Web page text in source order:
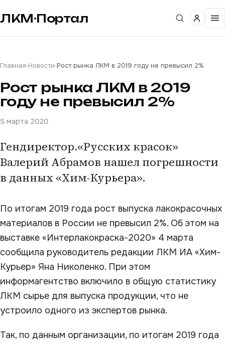
ЛКМ·Портал
Главная›Новости›Рост рынка ЛКМ в 2019 году не превысил 2%
Рост рынка ЛКМ в 2019
году не превысил 2%
5 марта 2020
Гендиректор.«Русских красок»
Валерий Абрамов нашел погрешности
в данных «Хим-Курьера».
По итогам 2019 года рост выпуска лакокрасочных
материалов в России не превысил 2%. Об этом на
выставке «Интерлакокраска-2020» 4 марта
сообщила руководитель редакции ЛКМ ИА «Хим-
Курьер» Яна Николенко. При этом
информагентство включило в общую статистику
ЛКМ сырье для выпуска продукции, что не
устроило одного из экспертов рынка.
Так, по данным организации, по итогам 2019 года